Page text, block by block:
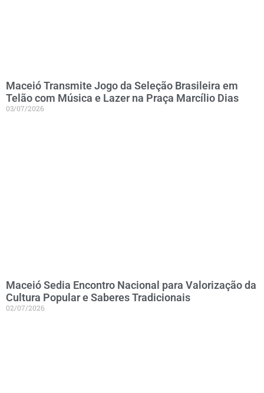
Maceió Transmite Jogo da Seleção Brasileira em
Telão com Música e Lazer na Praça Marcílio Dias
03/07/2026
Maceió Sedia Encontro Nacional para Valorização da
Cultura Popular e Saberes Tradicionais
02/07/2026